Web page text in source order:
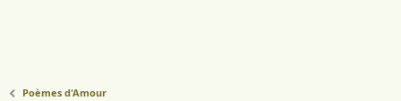
Poèmes d'Amour